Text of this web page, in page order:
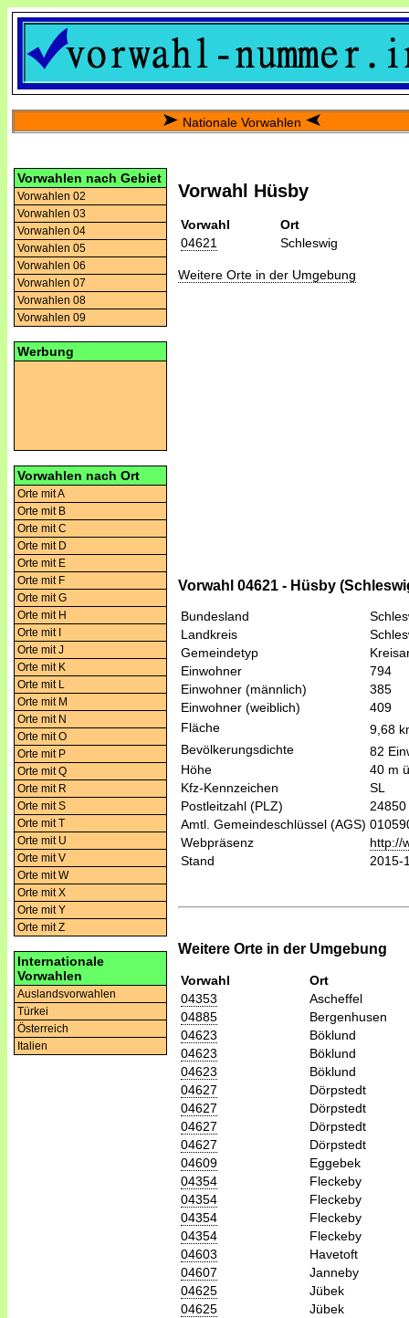
Nationale Vorwahlen
Vorwahlen nach Gebiet
Vorwahlen 02
Vorwahlen 03
Vorwahlen 04
Vorwahlen 05
Vorwahlen 06
Vorwahlen 07
Vorwahlen 08
Vorwahlen 09
Werbung
Vorwahlen nach Ort
Orte mit A
Orte mit B
Orte mit C
Orte mit D
Orte mit E
Orte mit F
Orte mit G
Orte mit H
Orte mit I
Orte mit J
Orte mit K
Orte mit L
Orte mit M
Orte mit N
Orte mit O
Orte mit P
Orte mit Q
Orte mit R
Orte mit S
Orte mit T
Orte mit U
Orte mit V
Orte mit W
Orte mit X
Orte mit Y
Orte mit Z
Internationale
Vorwahlen
Auslandsvorwahlen
Türkei
Österreich
Italien
Vorwahl Hüsby
Vorwahl
Ort
04621
Schleswig
Weitere Orte in der Umgebung
Vorwahl 04621 - Hüsby
Bundesland
Landkreis
Gemeindetyp
Einwohner
794
Einwohner (männlich)
385
Einwohner (weiblich)
409
Fläche
9,68
Bevölkerungsdichte
82
Höhe
40 m
Kfz-Kennzeichen
SL
Postleitzahl (PLZ)
24850
Amtl. Gemeindeschlüssel (AGS)
Webpräsenz
http://
Stand
2015-
Weitere Orte in der Umgebung
Vorwahl
Ort
04353
Ascheffel
04885
Bergenhusen
04623
Böklund
04623
Böklund
04623
Böklund
04627
Dörpstedt
04627
Dörpstedt
04627
Dörpstedt
04627
Dörpstedt
04609
Eggebek
04354
Fleckeby
04354
Fleckeby
04354
Fleckeby
04354
Fleckeby
04603
Havetoft
04607
Janneby
04625
Jübek
04625
Jübek